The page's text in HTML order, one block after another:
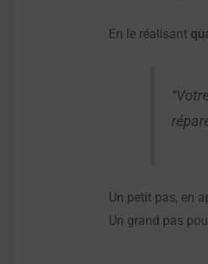
En le réalisant
Un petit pas, en
Un grand pas